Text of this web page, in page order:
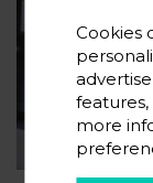
Cookies
more